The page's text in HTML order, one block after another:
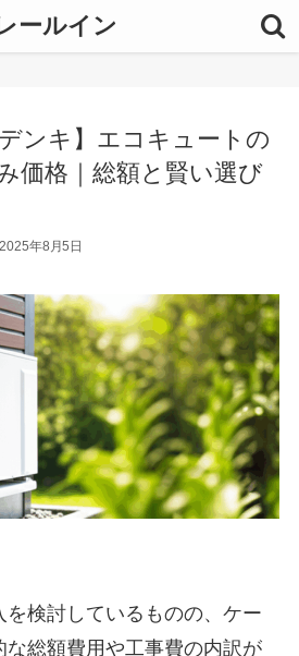
ールイン
デンキ】エコキュートの
価格｜総額と賢い選び
2025年8月5日
を検討しているものの、ケー
な総額費用や工事費の内訳が